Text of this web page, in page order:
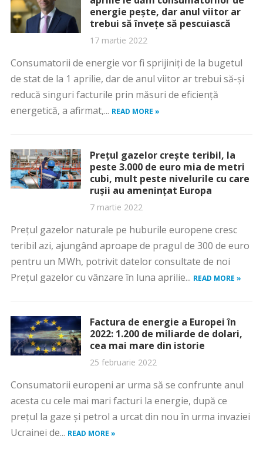
energie pește, dar anul viitor ar
trebui să învețe să pescuiască
17 martie 2022
Consumatorii de energie vor fi sprijiniţi de la bugetul
de stat de la 1 aprilie, dar de anul viitor ar trebui să-şi
reducă singuri facturile prin măsuri de eficienţă
energetică, a afirmat,... READ MORE »
Prețul gazelor crește teribil, la
peste 3.000 de euro mia de metri
cubi, mult peste nivelurile cu care
rușii au amenințat Europa
7 martie 2022
Prețul gazelor naturale pe huburile europene cresc
teribil azi, ajungând aproape de pragul de 300 de euro
pentru un MWh, potrivit datelor consultate de noi
Prețul gazelor cu vânzare în luna aprilie... READ MORE »
Factura de energie a Europei în
2022: 1.200 de miliarde de dolari,
cea mai mare din istorie
25 februarie 2022
Consumatorii europeni ar urma să se confrunte anul
acesta cu cele mai mari facturi la energie, după ce
preţul la gaze şi petrol a urcat din nou în urma invaziei
Ucrainei de... READ MORE »